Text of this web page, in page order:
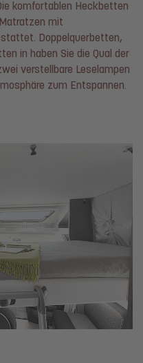
komfortablen Heckbetten
mit
Doppelquerbetten,
in haben Sie die Qual der
verstellbare Leselampen
zum Entspannen.